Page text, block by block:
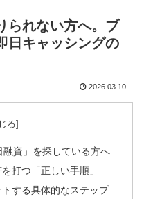
られない方へ。ブ
日キャッシングの
2026.03.10
資」を探している方へ
打つ「正しい手順」
する具体的なステップ